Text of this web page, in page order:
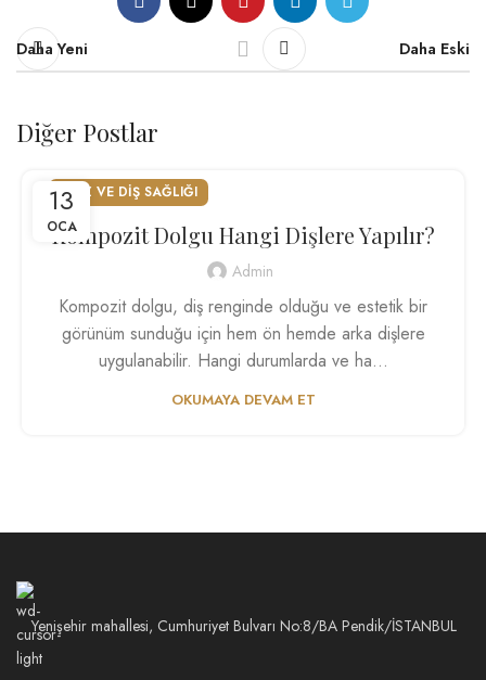
Daha Yeni Daha Eski
Diğer Postlar
13
OCA
AĞIZ VE DIŞ SAĞLIĞI
Kompozit Dolgu Hangi Dişlere Yapılır?
Admin
Kompozit dolgu, diş renginde olduğu ve estetik bir
görünüm sunduğu için hem ön hemde arka dişlere
uygulanabilir. Hangi durumlarda ve ha...
OKUMAYA DEVAM ET
Yenişehir mahallesi, Cumhuriyet Bulvarı No:8/BA Pendik/İSTANBUL